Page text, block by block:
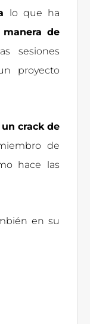
lo que ha
manera de
sesiones
proyecto
crack de
de
hace las
en su